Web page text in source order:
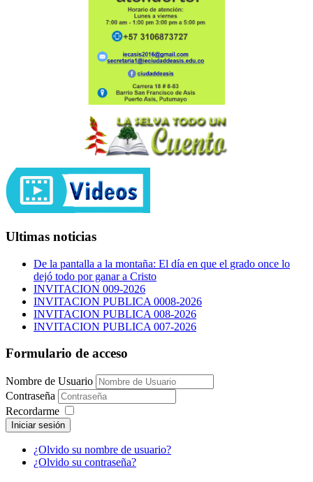
Ultimas noticias
De la pantalla a la montaña: El día en que el grado once lo
dejó todo por ganar a Cristo
INVITACION 009-2026
INVITACION PUBLICA 0008-2026
INVITACION PUBLICA 008-2026
INVITACION PUBLICA 007-2026
Formulario de acceso
Nombre de Usuario
Contraseña
Recordarme
Iniciar sesión
¿Olvido su nombre de usuario?
¿Olvido su contraseña?